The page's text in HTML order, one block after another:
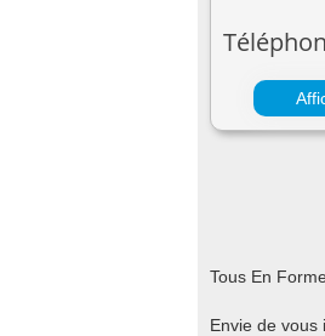
Tous En
Envie de vous